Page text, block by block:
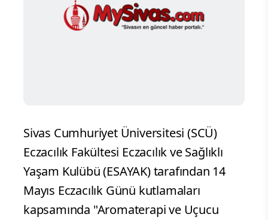
Sivas Cumhuriyet Üniversitesi (SCÜ)
Eczacılık Fakültesi Eczacılık ve Sağlıklı
Yaşam Kulübü (ESAYAK) tarafından 14
Mayıs Eczacılık Günü kutlamaları
kapsamında "Aromaterapi ve Uçucu